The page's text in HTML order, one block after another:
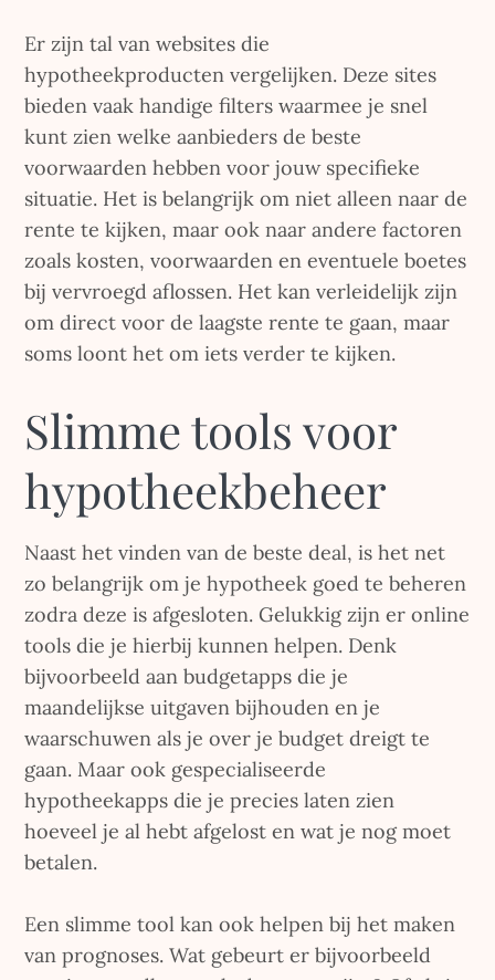
Er zijn tal van websites die
hypotheekproducten vergelijken. Deze sites
bieden vaak handige filters waarmee je snel
kunt zien welke aanbieders de beste
voorwaarden hebben voor jouw specifieke
situatie. Het is belangrijk om niet alleen naar de
rente te kijken, maar ook naar andere factoren
zoals kosten, voorwaarden en eventuele boetes
bij vervroegd aflossen. Het kan verleidelijk zijn
om direct voor de laagste rente te gaan, maar
soms loont het om iets verder te kijken.
Slimme tools voor
hypotheekbeheer
Naast het vinden van de beste deal, is het net
zo belangrijk om je hypotheek goed te beheren
zodra deze is afgesloten. Gelukkig zijn er online
tools die je hierbij kunnen helpen. Denk
bijvoorbeeld aan budgetapps die je
maandelijkse uitgaven bijhouden en je
waarschuwen als je over je budget dreigt te
gaan. Maar ook gespecialiseerde
hypotheekapps die je precies laten zien
hoeveel je al hebt afgelost en wat je nog moet
betalen.
Een slimme tool kan ook helpen bij het maken
van prognoses. Wat gebeurt er bijvoorbeeld